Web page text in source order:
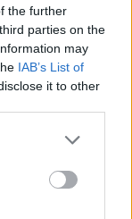
the further
parties on the
may
IAB’s List of
it to other
more Google
may click to
party tags to
below Google
FSD στην
Σίλβερστον
αυτοκίνητο